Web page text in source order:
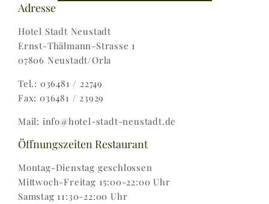
Zahlungsweisen |
Widerruf |
Versand & Lieferung
Adresse
Hotel Stadt Neustadt
Ernst-Thälmann-Strasse 1
07806 Neustadt/Orla
Tel.: 036481 / 22749
Fax: 036481 / 23929
Mail: info@hotel-stadt-neustadt.de
Öffnungszeiten Restaurant
Montag-Dienstag geschlossen
Mittwoch-Freitag 15:00-22:00 Uhr
Samstag 11:30-22:00 Uhr